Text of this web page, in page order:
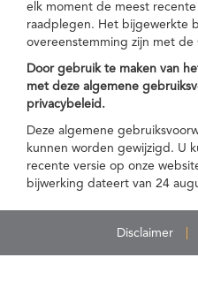
elk moment de meest
raadplegen. Het bijgewerkte
overeenstemming zijn met de
Door gebruik te maken van
met deze algemene
privacybeleid.
Deze algemene
kunnen worden gewijzigd. U
recente versie op onze
bijwerking dateert van 24
Disclaimer